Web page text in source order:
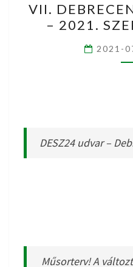
VII.
– 2021.
2021-
DESZ24 udvar –
Műsorterv! A